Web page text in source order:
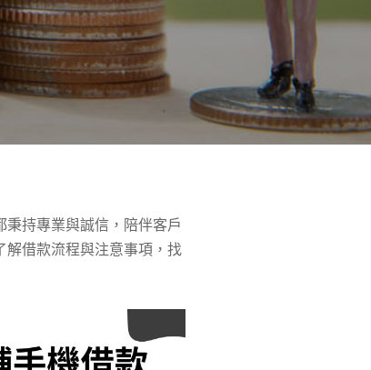
持專業與誠信，陪伴客戶
解借款流程與注意事項，找